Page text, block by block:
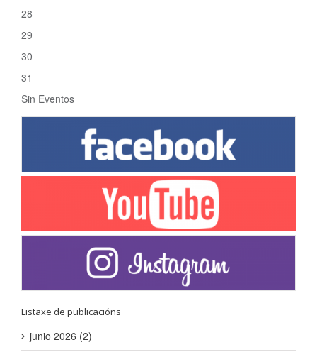
28
29
30
31
Sin Eventos
Listaxe de publicacións
junio 2026 (2)